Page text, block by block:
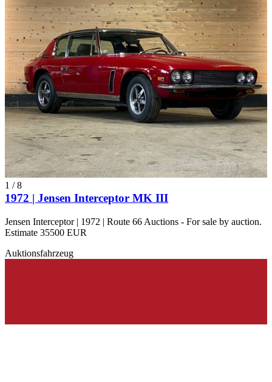
1 /8
1972 | Jensen Interceptor MK III
Jensen Interceptor | 1972 | Route 66 Auctions - For sale by auction.
Estimate 35500 EUR
Auktionsfahrzeug